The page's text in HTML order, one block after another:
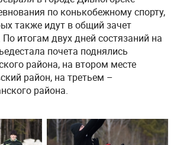
по конькобежному спорту,
также идут в общий зачет
итогам двух дней состязаний на
почета поднялись
района, на втором месте
район, на третьем –
района.